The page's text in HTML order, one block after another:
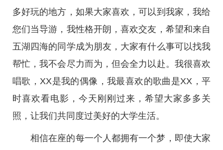
多好玩的地方，如果大家喜欢，可以到我家，我给
您们当导游，我性格开朗，喜欢交友，希望和来自
五湖四海的同学成为朋友，大家有什么事可以找我
帮忙，我不会尽力而为，但会全力以赴。我很喜欢
唱歌，XX是我的偶像，我最喜欢的歌曲是XX，平
时喜欢看电影，今天刚刚过来，希望大家多多关
照，让我们共同度过美好的大学生活。
相信在座的每一个人都拥有一个梦，即使大家